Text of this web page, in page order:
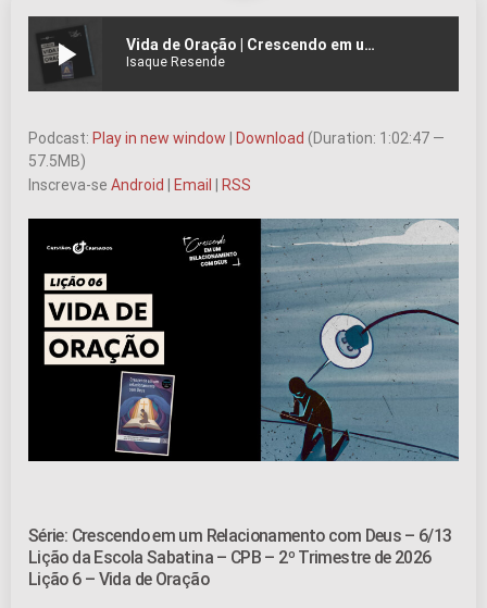
play_arrow Vida de Oração | Crescendo em um Relacionamento com Deus – L6 | 2Tri26
Isaque Resende
Podcast: Play in new window Download (Duration: 1:02:47 —
57.5MB)
Inscreva-se Android Email RSS
Série: Crescendo em um Relacionamento com Deus – 6/13
Lição da Escola Sabatina – CPB – 2º Trimestre de 2026
Lição 6 – Vida de Oração